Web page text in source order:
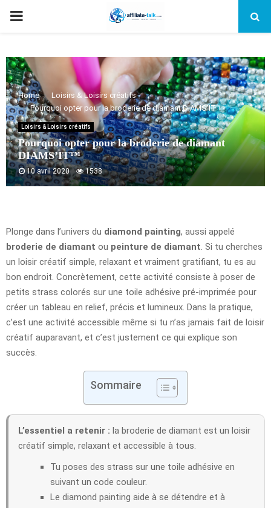
PRIMARY
Home
Loisirs & Loisirs créatifs
Pourquoi opter pour la broderie de diamant DIAMS’IT™
Loisirs & Loisirs créatifs
Pourquoi opter pour la broderie de diamant
DIAMS’IT™
10 avril 2020 1538
Plonge dans l’univers du diamond painting, aussi appelé
broderie de diamant ou peinture de diamant . Si tu cherches
un loisir créatif simple, relaxant et vraiment gratifiant, tu es au
bon endroit. Concrètement, cette activité consiste à poser de
petits strass colorés sur une toile adhésive pré-imprimée pour
créer un tableau en relief, précis et lumineux. Dans la pratique,
c’est une activité accessible même si tu n’as jamais fait de loisir
créatif auparavant, et c’est justement ce qui explique son
succès.
Sommaire
L’essentiel a retenir : la broderie de diamant est un loisir
créatif simple, relaxant et accessible à tous.
Tu poses des strass sur une toile adhésive en
suivant un code couleur.
Le diamond painting aide à se détendre et à